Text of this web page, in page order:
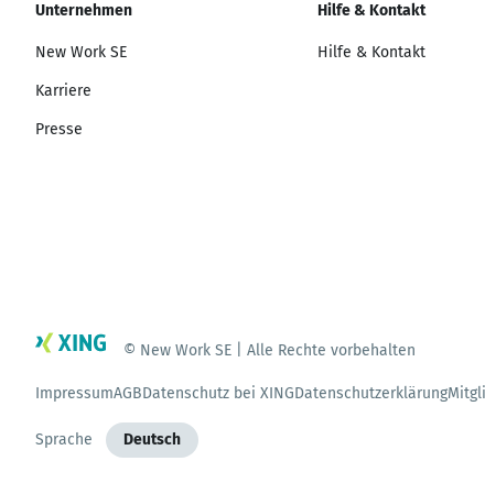
Unternehmen
New Work SE
Karriere
Presse
Hilfe & Kontakt
Hilfe & Kontakt
© New Work SE | Alle Rechte vorbehalten
ImpressumAGBDatenschutz bei XINGDatenschutzerklärung
Sprache Deutsch